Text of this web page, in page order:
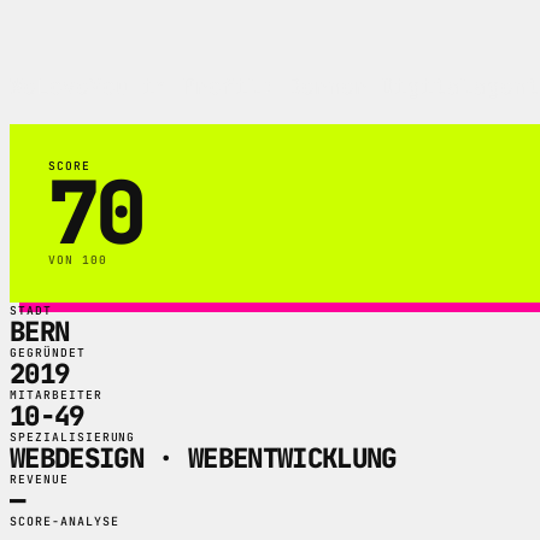
SCORE
70
VON 100
STADT
BERN
GEGRÜNDET
2019
MITARBEITER
10-49
SPEZIALISIERUNG
WEBDESIGN · WEBENTWICKLUNG
REVENUE
—
SCORE-ANALYSE